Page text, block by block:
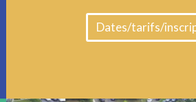
Dates/tarifs/